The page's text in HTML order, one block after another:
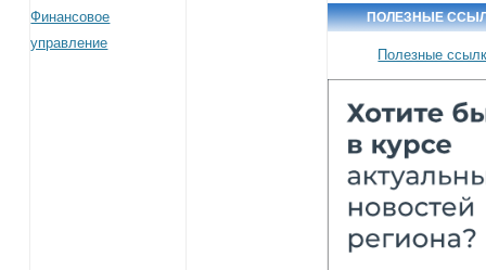
Финансовое
управление
ПОЛЕЗНЫЕ
Полезные